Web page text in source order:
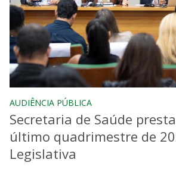
AUDIÊNCIA PÚBLICA
Secretaria de Saúde
último quadrimestre de
Legislativa